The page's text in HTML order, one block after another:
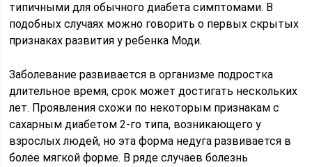
типичными для обычного диабета симптомами. В
подобных случаях можно говорить о первых скрытых
признаках развития у ребенка Моди.
Заболевание развивается в организме подростка
длительное время, срок может достигать нескольких
лет. Проявления схожи по некоторым признакам с
сахарным диабетом 2-го типа, возникающего у
взрослых людей, но эта форма недуга развивается в
более мягкой форме. В ряде случаев болезнь